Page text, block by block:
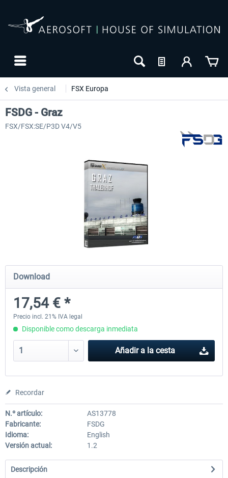
Vista general FSX Europa
Mega Airport Frankfurt V2.0
30,45 € *
Mega Airport Berlin
FSDG - Graz
FSX/FSX:SE/P3D V4/V5
Download
17,54 € *
Precio incl. 21% IVA legal
Disponible como descarga inmediata
Añadir a la cesta
Recordar
N.º artículo:
AS13778
Fabricante:
FSDG
Idioma:
English
Versión actual:
1.2
Descripción